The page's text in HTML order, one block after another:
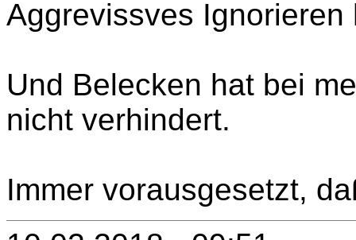
Aggrevissves
Und Belecken hat bei
nicht verhindert.
Immer vorausgesetzt,